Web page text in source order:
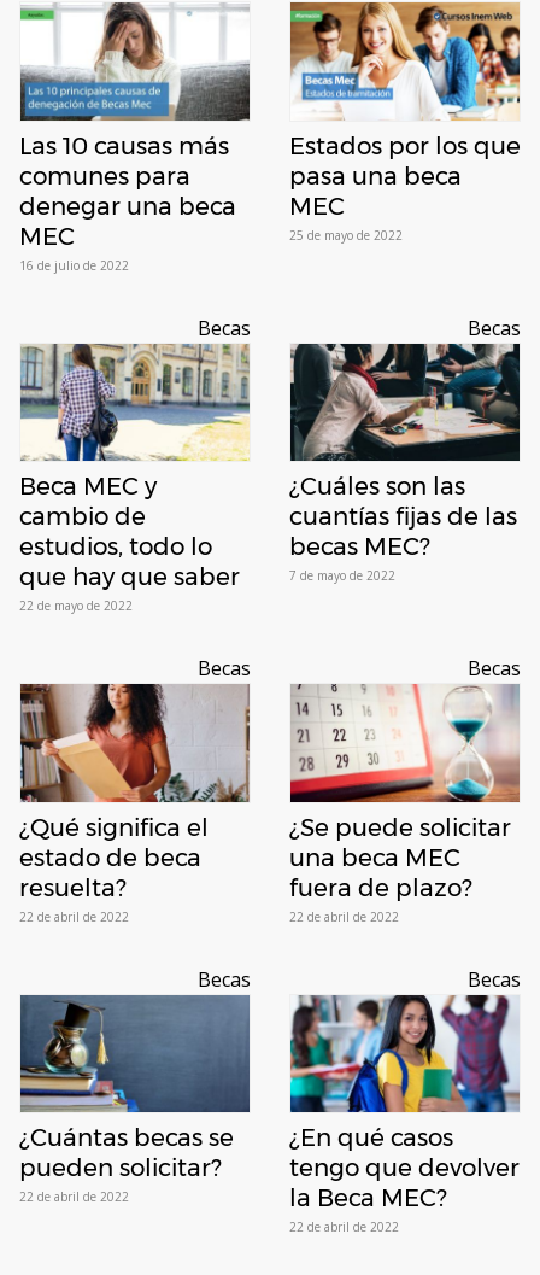
Las 10 causas más
comunes para
denegar una beca
MEC
16 de julio de 2022
Estados por los que
pasa una beca
MEC
25 de mayo de 2022
Becas
Beca MEC y
cambio de
estudios, todo lo
que hay que saber
22 de mayo de 2022
Becas
¿Cuáles son las
cuantías fijas de las
becas MEC?
7 de mayo de 2022
Becas
¿Qué significa el
estado de beca
resuelta?
22 de abril de 2022
Becas
¿Se puede solicitar
una beca MEC
fuera de plazo?
22 de abril de 2022
Becas
¿Cuántas becas se
pueden solicitar?
22 de abril de 2022
Becas
¿En qué casos
tengo que devolver
la Beca MEC?
22 de abril de 2022